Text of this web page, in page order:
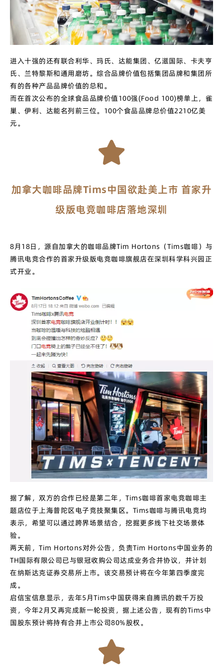
进入十强的还有联合利华、玛氏、达能集团、亿滋国际、卡夫亨
氏、兰特黎斯和通用磨坊。综合品牌价值包括集团品牌和集团所
有的各种产品品牌价值的总和。
而在首次公布的全球食品品牌价值100强(Food 100)榜单上，雀
巢、伊利、达能名列前三位。100个食品品牌总价值2210亿美
元。
加拿大咖啡品牌Tims中国欲赴美上市 首家升
级版电竞咖啡店落地深圳
8月18日，源自加拿大的咖啡品牌Tim Hortons（Tims咖啡）与
腾讯电竞合作的首家升级版电竞咖啡旗舰店在深圳科学科兴园正
式开业。
据了解，双方的合作已经是第二年，Tims咖啡首家电竞咖啡主
题店位于上海普陀区电子竞技聚集区。Tims咖啡与腾讯电竞均
表示，希望可以通过跨界场景结合，挖掘更多线下社交场景体
验。
两天前，Tim Hortons对外公告，负责Tim Hortons中国业务的
TH国际有限公司已与银冠收购公司达成业务合并协议，并计划
在纳斯达克证券交易所上市。该交易预计将在今年第四季度完
成。
启信宝信息显示，去年5月Tims中国获得来自腾讯的数千万投
资，今年2月又再完成新一轮投资，据上述公告，现有的Tims中
国股东预计将持有合并上市公司80%股权。